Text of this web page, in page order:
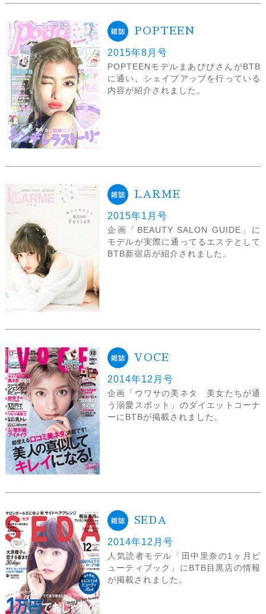
POPTEEN
2015年8月号
POPTEENモデルまあぴぴさんがBTB
に通い、シェイプアップを行っている
内容が紹介されました。
LARME
2015年1月号
企画「BEAUTY SALON GUIDE」に
モデルが実際に通ってるエステとして
BTB新宿店が紹介されました。
VOCE
2014年12月号
企画「ウワサの美ネタ 美女たちが通
う溺愛スポット」のダイエットコーナ
ーにBTBが掲載されました。
SEDA
2014年12月号
人気読者モデル「田中里奈の1ヶ月ビ
ューティブック」にBTB目黒店の情報
が掲載されました。